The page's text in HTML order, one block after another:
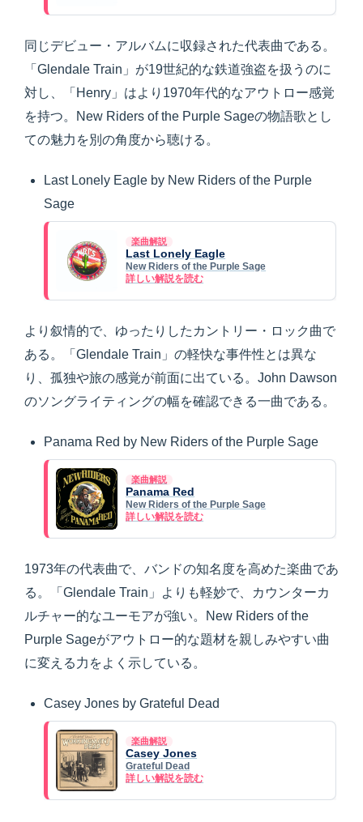
同じデビュー・アルバムに収録された代表曲である。
「Glendale Train」が19世紀的な鉄道強盗を扱うのに
対し、「Henry」はより1970年代的なアウトロー感覚
を持つ。New Riders of the Purple Sageの物語歌とし
ての魅力を別の角度から聴ける。
Last Lonely Eagle by New Riders of the Purple
Sage
楽曲解説
Last Lonely Eagle
New Riders of the Purple Sage
詳しい解説を読む
より叙情的で、ゆったりしたカントリー・ロック曲で
ある。「Glendale Train」の軽快な事件性とは異な
り、孤独や旅の感覚が前面に出ている。John Dawson
のソングライティングの幅を確認できる一曲である。
Panama Red by New Riders of the Purple Sage
楽曲解説
Panama Red
New Riders of the Purple Sage
詳しい解説を読む
1973年の代表曲で、バンドの知名度を高めた楽曲であ
る。「Glendale Train」よりも軽妙で、カウンターカ
ルチャー的なユーモアが強い。New Riders of the
Purple Sageがアウトロー的な題材を親しみやすい曲
に変える力をよく示している。
Casey Jones by Grateful Dead
楽曲解説
Casey Jones
Grateful Dead
詳しい解説を読む